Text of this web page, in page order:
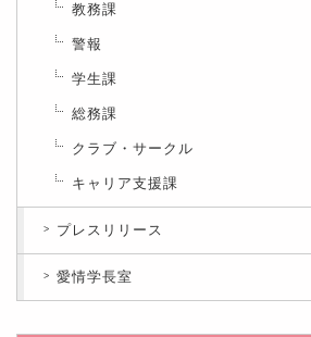
教務課
警報
学生課
総務課
クラブ・サークル
キャリア支援課
プレスリリース
愛情学長室